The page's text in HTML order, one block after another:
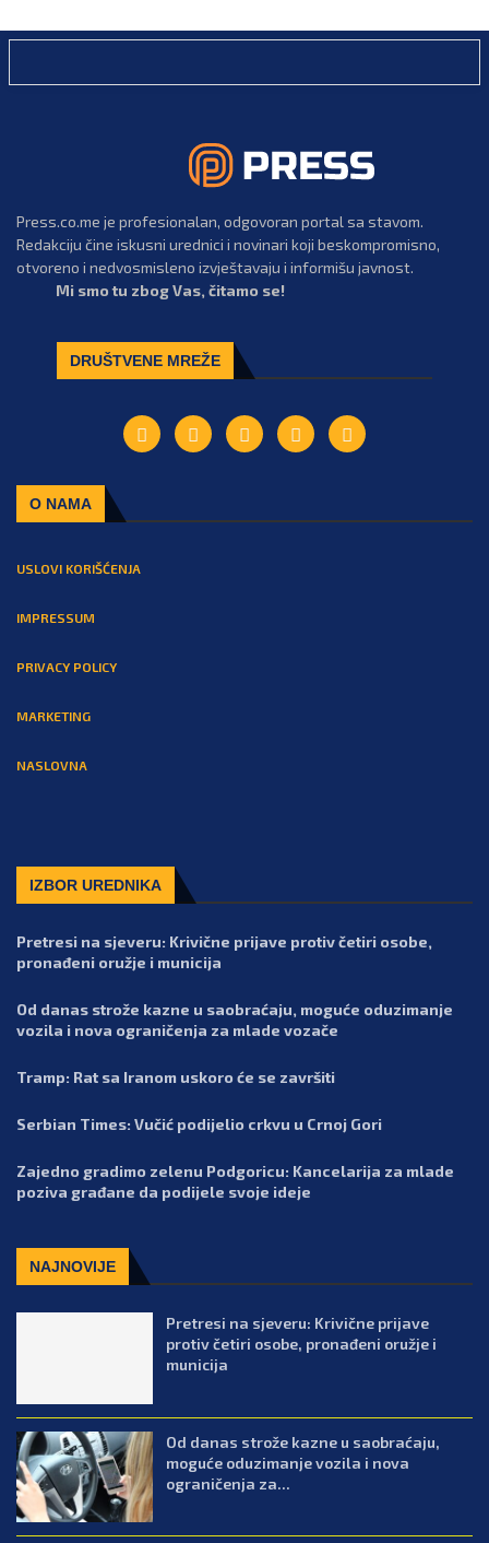
Press.co.me je profesionalan, odgovoran portal sa stavom.
Redakciju čine iskusni urednici i novinari koji beskompromisno,
otvoreno i nedvosmisleno izvještavaju i informišu javnost.
Mi smo tu zbog Vas, čitamo se!
DRUŠTVENE MREŽE
O NAMA
USLOVI KORIŠĆENJA
IMPRESSUM
PRIVACY POLICY
MARKETING
NASLOVNA
IZBOR UREDNIKA
Pretresi na sjeveru: Krivične prijave protiv četiri osobe,
pronađeni oružje i municija
Od danas strože kazne u saobraćaju, moguće oduzimanje
vozila i nova ograničenja za mlade vozače
Tramp: Rat sa Iranom uskoro će se završiti
Serbian Times: Vučić podijelio crkvu u Crnoj Gori
Zajedno gradimo zelenu Podgoricu: Kancelarija za mlade
poziva građane da podijele svoje ideje
NAJNOVIJE
Pretresi na sjeveru: Krivične prijave
protiv četiri osobe, pronađeni oružje i
municija
Od danas strože kazne u saobraćaju,
moguće oduzimanje vozila i nova
ograničenja za...